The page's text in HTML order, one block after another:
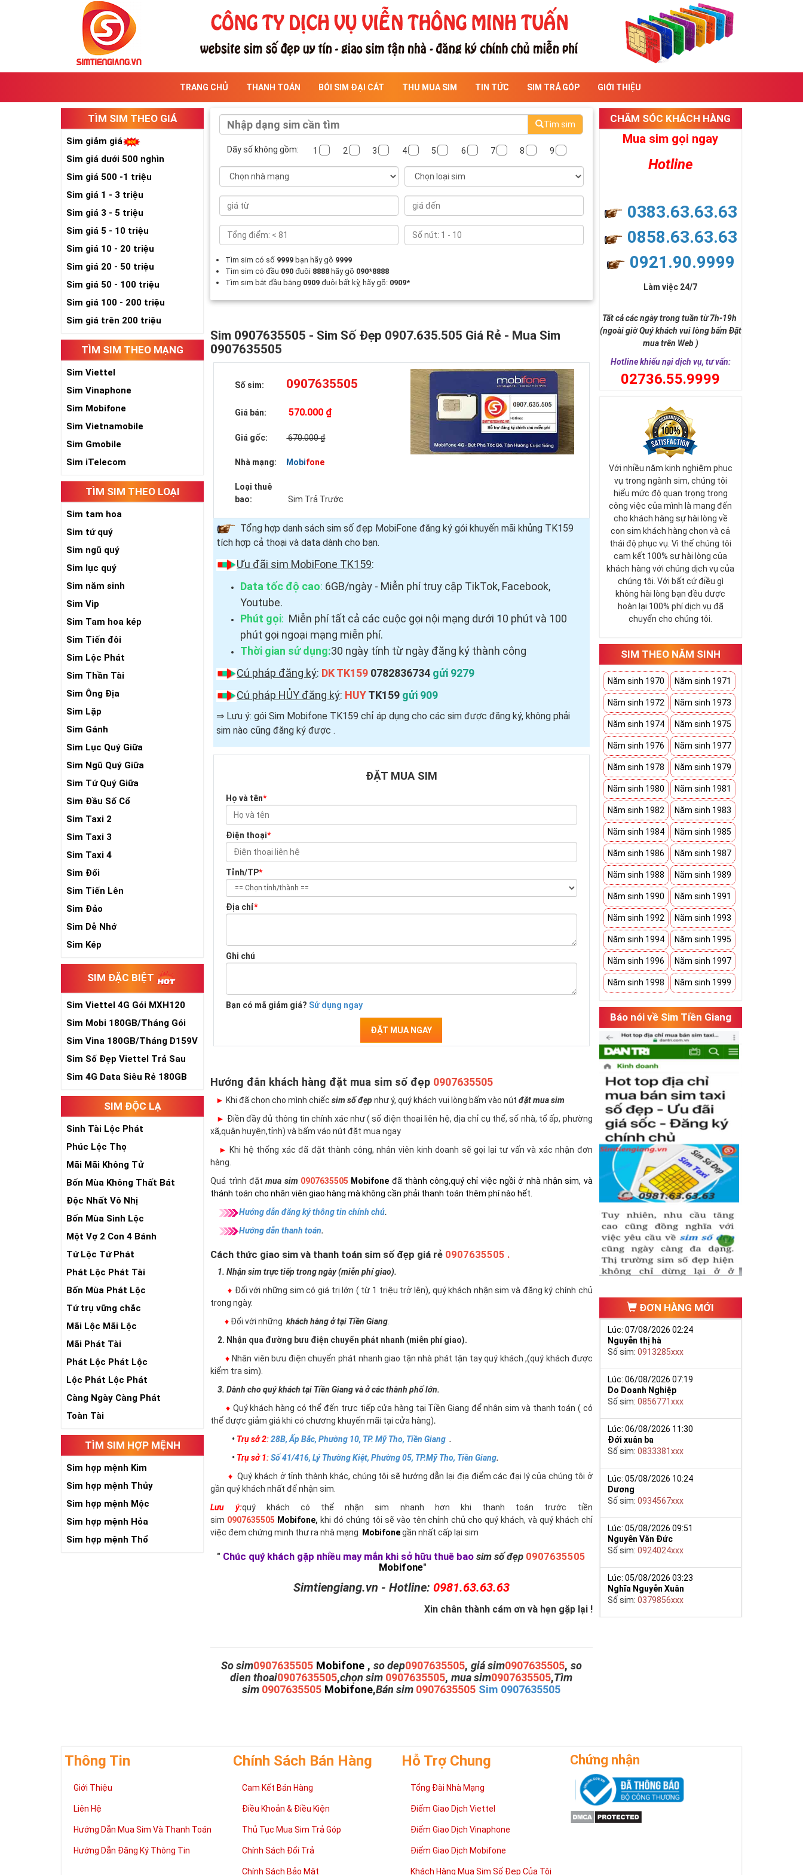
TRANG CHỦ THANH TOÁN BÓI SIM ĐẠI CÁT THU MUA SIM TIN TỨC SIM TRẢ GÓP GIỚI THIỆU
TÌM SIM THEO GIÁ
Sim giảm giá
Sim giá dưới 500 nghìn
Sim giá 500 -1 triệu
Sim giá 1 - 3 triệu
Sim giá 3 - 5 triệu
Sim giá 5 - 10 triệu
Sim giá 10 - 20 triệu
Sim giá 20 - 50 triệu
Sim giá 50 - 100 triệu
Sim giá 100 - 200 triệu
Sim giá trên 200 triệu
TÌM SIM THEO MẠNG
Sim Viettel
Sim Vinaphone
Sim Mobifone
Sim Vietnamobile
Sim Gmobile
Sim iTelecom
TÌM SIM THEO LOẠI
Sim tam hoa
Sim tứ quý
Sim ngũ quý
Sim lục quý
Sim năm sinh
Sim Vip
Sim Tam hoa kép
Sim Tiến đôi
Sim Lộc Phát
Sim Thần Tài
Sim Ông Địa
Sim Lặp
Sim Gánh
Sim Lục Quý Giữa
Sim Ngũ Quý Giữa
Sim Tứ Quý Giữa
Sim Đầu Số Cổ
Sim Taxi 2
Sim Taxi 3
Sim Taxi 4
Sim Đối
Sim Tiến Lên
Sim Đảo
Sim Dễ Nhớ
Sim Kép
SIM ĐẶC BIỆT
Sim Viettel 4G Gói MXH120
Siêu Rẻ
Sim Mobi 180GB/Tháng Gói
TK159
Sim Vina 180GB/Tháng D159V
Sim Số Đẹp Viettel Trả Sau
Sim 4G Data Siêu Rẻ 180GB
SIM ĐỘC LẠ
Sinh Tài Lộc Phát
Phúc Lộc Thọ
Mãi Mãi Không Tử
Bốn Mùa Không Thất Bát
Độc Nhất Vô Nhị
Bốn Mùa Sinh Lộc
Một Vợ 2 Con 4 Bánh
Tứ Lộc Tứ Phát
Phát Lộc Phát Tài
Bốn Mùa Phát Lộc
Tứ trụ vững chắc
Mãi Lộc Mãi Lộc
Mãi Phát Tài
Phát Lộc Phát Lộc
Lộc Phát Lộc Phát
Càng Ngày Càng Phát
Toàn Tài
TÌM SIM HỢP MỆNH
Sim hợp mệnh Kim
Sim hợp mệnh Thủy
Sim hợp mệnh Mộc
Sim hợp mệnh Hỏa
Sim hợp mệnh Thổ
Tìm sim
Dãy số không gồm: 1 2 3 4 5 6 7 8 9
Tìm sim có số 9999 bạn hãy gõ 9999
Tìm sim có đầu 090đuôi 8888 hãy gõ 090*8888
Tìm sim bắt đầu bằng 0909 đuôi bất kỳ, hãy gõ: 0909*
Sim 0907635505 - Sim Số Đẹp 0907.635.505 Giá Rẻ - Mua Sim
0907635505
Số sim: 0907635505
Giá bán: 570.000 ₫
Giá gốc: 670.000 ₫
Nhà mạng: Mobifone
Loại thuê
bao:
Sim Trả Trước
Tổng hợp danh sách sim số đẹp MobiFone đăng ký gói khuyến mãi khủng TK159
tích hợp cả thoại và data dành cho bạn.
Ưu đãi sim MobiFone TK159:
Data tốc độ cao: 6GB/ngày - Miễn phí truy cập TikTok, Facebook,
Youtube.
Phút gọi: Miễn phí tất cả các cuộc gọi nội mạng dưới 10 phút và 100
phút gọi ngoại mạng miễn phí.
Thời gian sử dụng:30 ngày tính từ ngày đăng ký thành công
Cú pháp đăng ký: DK TK159 0782836734 gửi 9279
Cú pháp HỦY đăng ký: HUYTK159 gửi 909
⇒ Lưu ý: gói Sim Mobifone TK159 chỉ áp dụng cho các sim được đăng ký, không phải
sim nào cũng đăng ký được ​.
ĐẶT MUA SIM
Họ và tên*
Điện thoại*
Tỉnh/TP*
Địa chỉ*
Ghi chú
Bạn có mã giảm giá? Sử dụng ngay
ĐẶT MUA NGAY
Hướng đẫn khách hàng đặt mua sim số đẹp 0907635505
► Khi đã chọn cho mình chiếcsim số đẹpnhư ý, quý khách vui lòng bấm vào nútđặt mua sim
► Điền đầy đủ thông tin chính xác như ( số điện thoại liên hệ, địa chỉ cụ thể, số nhà, tổ ấp, phường
xã,quận huyện,tỉnh) và bấm váo nút đặt mua ngay
► Khi hệ thống xác đã đặt thành công, nhân viên kinh doanh sẽ gọi lại tư vấn và xác nhận đơn
hàng.
Quá trình đặtmua sim 0907635505 Mobifone đã thành công,quý chỉ việc ngồi ở nhà nhận sim, và
thánh toán cho nhân viên giao hàng mà không cần phải thanh toán thêm phí nào hết.
Hướng dẫn đăng ký thông tin chính chủ.
Hướng dẫn thanh toán.
Cách thức giao sim và thanh toán sim số đẹp giá rẻ 0907635505 .
1. Nhận sim trực tiếp trong ngày (miễn phí giao).
♦ Đối với những sim có giá trị lớn ( từ 1 triệu trở lên), quý khách nhận sim và đăng ký chính chủ
trong ngày.
♦ Đối với nhữngkhách hàng ở tại Tiền Giang
2. Nhận qua đường bưu điện chuyển phát nhanh (miễn phí giao).
♦ Nhân viên bưu điện chuyển phát nhanh giao tận nhà phát tận tay quý khách ,(quý khách được
kiểm tra sim).
3. Dành cho quý khách tại Tiền Giang và ở các thành phố lớn.
♦ Quý khách hàng có thể đến trực tiếp cửa hàng tại Tiền Giang để nhận sim và thanh toán ( có
thể được giảm giá khi có chương khuyến mãi tại cửa hàng).
• Trụ sở 2: 28B, Ấp Bắc, Phường 10, TP. Mỹ Tho, Tiền Giang .
• Trụ sở 1: Số 41/416, Lý Thường Kiệt, Phường 05, TP.Mỹ Tho, Tiền Giang.
♦ Quý khách ở tỉnh thành khác, chúng tôi sẽ hướng dẫn lại địa điểm các đại lý của chúng tôi ở
gần quý khách nhất để nhận sim.
Lưu ý:quý khách có thể nhận sim nhanh hơn khi thanh toán trước tiền
sim 0907635505 Mobifone, khi đó chúng tôi sẽ vào tên chính chủ cho quý khách, và quý khách chỉ
việc đem chứng minh thư ra nhà mạng
Mobifonegần nhất cấp lại sim
" Chúc quý khách gặp nhiều may mắn khi sở hữu thuê baosim số đẹp 0907635505
Mobifone"
Simtiengiang.vn - Hotline: 0981.63.63.63
Xin chân thành cám ơn và hẹn gặp lại !
So sim0907635505 Mobifone , so dep0907635505, giá sim0907635505, so
dien thoai0907635505,chọn sim 0907635505,mua sim0907635505,Tìm
sim 0907635505 Mobifone,Bán sim 0907635505 Sim 0907635505
CHĂM SÓC KHÁCH HÀNG
Mua sim gọi ngay
Hotline
0383.63.63.63
0858.63.63.63
0921.90.9999
Làm việc 24/7
Tất cả các ngày trong tuần từ 7h-19h
(ngoài giờ Quý khách vui lòng bấm Đặt
mua trên Web )
Hotline khiếu nại dịch vụ, tư vấn:
02736.55.9999
Với nhiều năm kinh nghiệm phục
vụ trong ngành sim, chúng tôi
hiểu mức độ quan trọng trong
công việc của mình là mang đến
cho khách hàng sự hài lòng về
con sim khách hàng chọn và cả
thái độ phục vụ. Vì thế chúng tôi
cam kết 100% sự hài lòng của
khách hàng với chúng dịch vụ của
chúng tôi. Với bất cứ điều gì
không hài lòng bạn đều được
hoàn lại 100% phí dịch vụ đã
chuyển cho chúng tôi.
SIM THEO NĂM SINH
Năm sinh 1970 Năm sinh 1971
Năm sinh 1972 Năm sinh 1973
Năm sinh 1974 Năm sinh 1975
Năm sinh 1976 Năm sinh 1977
Năm sinh 1978 Năm sinh 1979
Năm sinh 1980 Năm sinh 1981
Năm sinh 1982 Năm sinh 1983
Năm sinh 1984 Năm sinh 1985
Năm sinh 1986 Năm sinh 1987
Năm sinh 1988 Năm sinh 1989
Năm sinh 1990 Năm sinh 1991
Năm sinh 1992 Năm sinh 1993
Năm sinh 1994 Năm sinh 1995
Năm sinh 1996 Năm sinh 1997
Năm sinh 1998 Năm sinh 1999
Báo nói về Sim Tiền Giang
ĐƠN HÀNG MỚI
Lúc: 07/08/2026 02:24
Nguyễn thị hà
Số sim:0913285xxx
Lúc: 06/08/2026 07:19
Do Doanh Nghiệp
Số sim:0856771xxx
Lúc: 06/08/2026 11:30
Đới xuân ba
Số sim:0833381xxx
Lúc: 05/08/2026 10:24
Dương
Số sim:0934567xxx
Lúc: 05/08/2026 09:51
Nguyễn Văn Đức
Số sim:0924024xxx
Lúc: 05/08/2026 03:23
Nghĩa Nguyễn Xuân
Số sim:0379856xxx
Thông Tin
Giới Thiệu
Liên Hệ
Hướng Dẫn Mua Sim Và Thanh Toán
Hướng Dẫn Đăng Ký Thông Tin
Chính Sách Bán Hàng
Cam Kết Bán Hàng
Điều Khoản & Điều Kiện
Thủ Tục Mua Sim Trả Góp
Chính Sách Đổi Trả
Chính Sách Bảo Mật
Hỗ Trợ Chung
Tổng Đài Nhà Mạng
Điểm Giao Dịch Viettel
Điểm Giao Dịch Vinaphone
Điểm Giao Dịch Mobifone
Khách Hàng Mua Sim Số Đẹp Của Tôi
Chứng nhận